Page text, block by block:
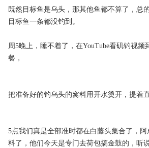
既然目标鱼是乌头，那其他鱼都不算了，总
目标鱼一条都没钓到。
周5晚上，睡不着了，在YouTube看矶钓视频
餐，
把准备好的钓乌头的窝料用开水烫开，提着
5点我们真是全部准时都在白藤头集合了，
料了，他们今天是专门去荷包搞金鼓的，听